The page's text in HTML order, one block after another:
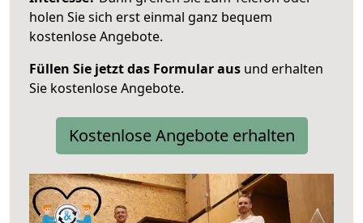
holen Sie sich erst einmal ganz bequem
kostenlose Angebote.
Füllen Sie jetzt das Formular aus und erhalten
Sie kostenlose Angebote.
Kostenlose Angebote erhalten